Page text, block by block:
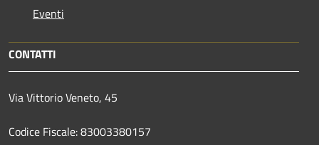
Eventi
CONTATTI
Via Vittorio Veneto, 45
Codice Fiscale: 83003380157